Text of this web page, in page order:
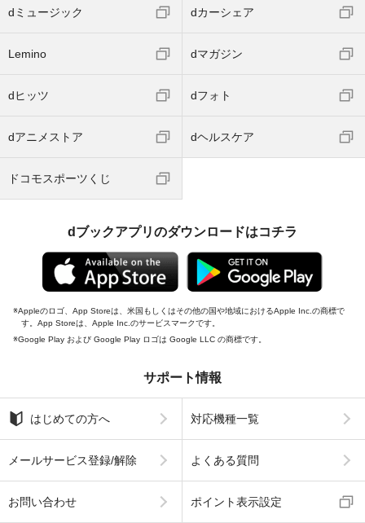
dミュージック dカーシェア
Lemino dマガジン
dヒッツ dフォト
dアニメストア dヘルスケア
ドコモスポーツくじ
dブックアプリのダウンロードはコチラ
Appleのロゴ、App Storeは、米国もしくはその他の国や地域におけるApple Inc.の商標で
す。App Storeは、Apple Inc.のサービスマークです。
Google Play および Google Play ロゴは Google LLC の商標です。
サポート情報
はじめての方へ 対応機種一覧
メールサービス登録/解除 よくある質問
お問い合わせ ポイント表示設定